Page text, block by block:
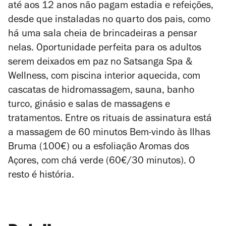
até aos 12 anos não pagam estadia e refeições,
desde que instaladas no quarto dos pais, como
há uma sala cheia de brincadeiras a pensar
nelas. Oportunidade perfeita para os adultos
serem deixados em paz no Satsanga Spa &
Wellness, com piscina interior aquecida, com
cascatas de hidromassagem, sauna, banho
turco, ginásio e salas de massagens e
tratamentos. Entre os rituais de assinatura está
a massagem de 60 minutos Bem-vindo às Ilhas
Bruma (100€) ou a esfoliação Aromas dos
Açores, com chá verde (60€/30 minutos). O
resto é história.